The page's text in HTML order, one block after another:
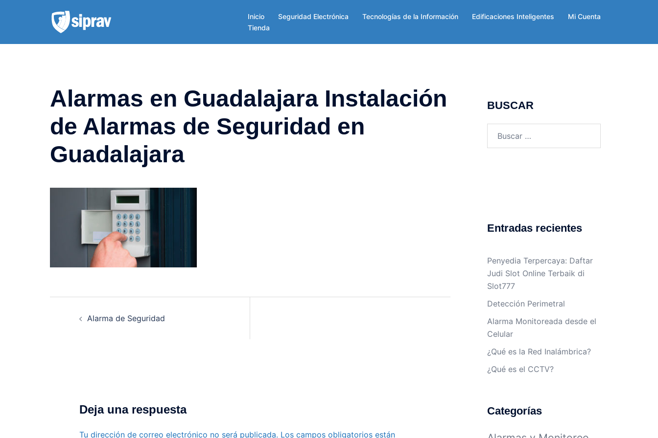
Inicio Seguridad Electrónica Tecnologías de la Información Edificaciones Inteligentes
Mi Cuenta
Tienda
Alarmas en Guadalajara Instalación
de Alarmas de Seguridad en
Guadalajara
Alarma de Seguridad
Deja una respuesta
Tu dirección de correo electrónico no será publicada. Los campos obligatorios están
BUSCAR
Entradas recientes
Penyedia Terpercaya: Daftar
Judi Slot Online Terbaik di
Slot777
Detección Perimetral
Alarma Monitoreada desde el
Celular
¿Qué es la Red Inalámbrica?
¿Qué es el CCTV?
Categorías